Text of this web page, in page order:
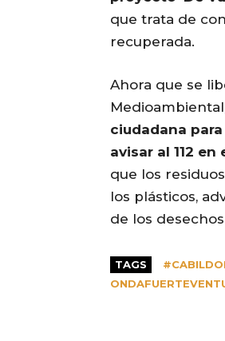
que trata de
recuperada.
Ahora que se
ciudadana
avisar al 112
que los
los plásticos,
de los
TAGS